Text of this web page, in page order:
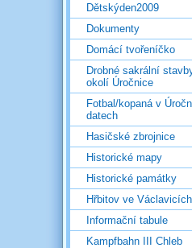
Dětskýden2009
Dokumenty
Domácí tvořeníčko
Drobné sakrální
okolí Úročnice
Fotbal/kopaná v
datech
Hasičské zbrojnice
Historické mapy
Historické památky
Hřbitov ve Václavicích
Informační tabule
Kampfbahn III Chleb